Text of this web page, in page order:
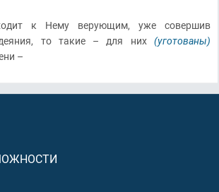
к Нему верующим, уже совершив
то такие – для них (уготованы)
–